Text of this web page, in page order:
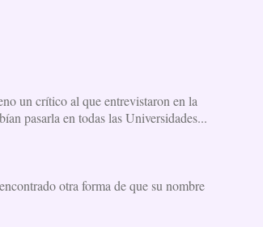
un crítico al que entrevistaron en la
pasarla en todas las Universidades...
otra forma de que su nombre